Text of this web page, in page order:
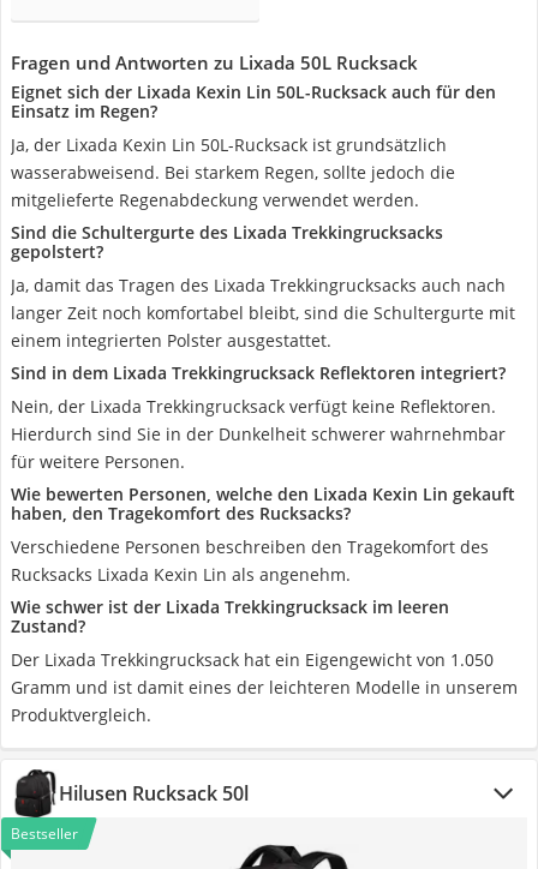
Fragen und Antworten zu Lixada 50L Rucksack
Eignet sich der Lixada Kexin Lin 50L-Rucksack auch für den
Einsatz im Regen?
Ja, der Lixada ‎Kexin Lin 50L-Rucksack ist grundsätzlich
wasserabweisend. Bei starkem Regen, sollte jedoch die
mitgelieferte Regenabdeckung verwendet werden.
Sind die Schultergurte des Lixada Trekkingrucksacks
gepolstert?
Ja, damit das Tragen des Lixada Trekkingrucksacks auch nach
langer Zeit noch komfortabel bleibt, sind die Schultergurte mit
einem integrierten Polster ausgestattet.
Sind in dem Lixada Trekkingrucksack Reflektoren integriert?
Nein, der Lixada Trekkingrucksack verfügt keine Reflektoren.
Hierdurch sind Sie in der Dunkelheit schwerer wahrnehmbar
für weitere Personen.
Wie bewerten Personen, welche den ‎Lixada ‎Kexin Lin gekauft
haben, den Tragekomfort des Rucksacks?
Verschiedene Personen beschreiben den Tragekomfort des
Rucksacks ‎Lixada ‎Kexin Lin als angenehm.
Wie schwer ist der Lixada Trekkingrucksack im leeren
Zustand?
Der Lixada Trekkingrucksack hat ein Eigengewicht von 1.050
Gramm und ist damit eines der leichteren Modelle in unserem
Produktvergleich.
Hilusen Rucksack 50l
Bestseller